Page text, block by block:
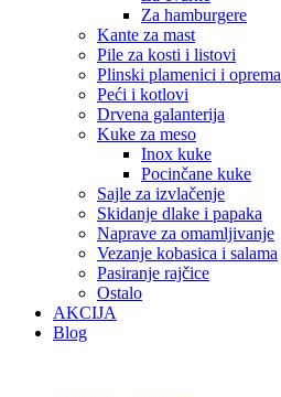
Za hamburgere
Kante za mast
Pile za kosti i listovi
Plinski plamenici i oprema
Peći i kotlovi
Drvena galanterija
Kuke za meso
Inox kuke
Pocinčane kuke
Sajle za izvlačenje
Skidanje dlake i papaka
Naprave za omamljivanje
Vezanje kobasica i salama
Pasiranje rajčice
Ostalo
AKCIJA
Blog